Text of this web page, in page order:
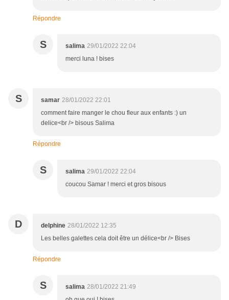
Répondre
S salima 29/01/2022 22:04
merci luna ! bises
S samar 28/01/2022 22:01
comment faire manger le chou fleur aux enfants :) un
delice<br /> bisous Salima
Répondre
S salima 29/01/2022 22:04
coucou Samar ! merci et gros bisous
D delphine 28/01/2022 12:35
Les belles galettes cela doit être un délice<br /> Bises
Répondre
S salima 28/01/2022 21:49